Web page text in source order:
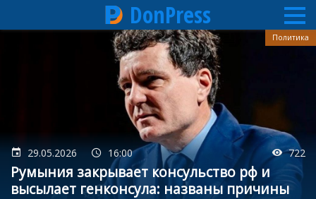
DonPress
29.05.2026 16:00 722
Румыния закрывает консульство рф и
высылает генконсула: названы причины
Политика